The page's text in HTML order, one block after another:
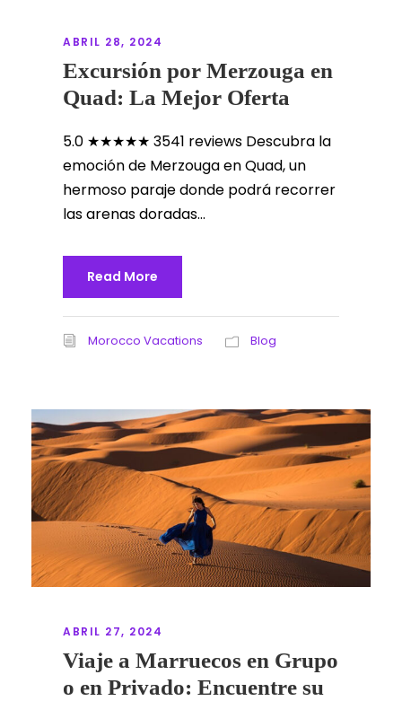
ABRIL 28, 2024
Excursión por Merzouga en
Quad: La Mejor Oferta
5.0 ★★★★★ 3541 reviews Descubra la
emoción de Merzouga en Quad, un
hermoso paraje donde podrá recorrer
las arenas doradas...
Read More
Morocco Vacations Blog
ABRIL 27, 2024
Viaje a Marruecos en Grupo
o en Privado: Encuentre su